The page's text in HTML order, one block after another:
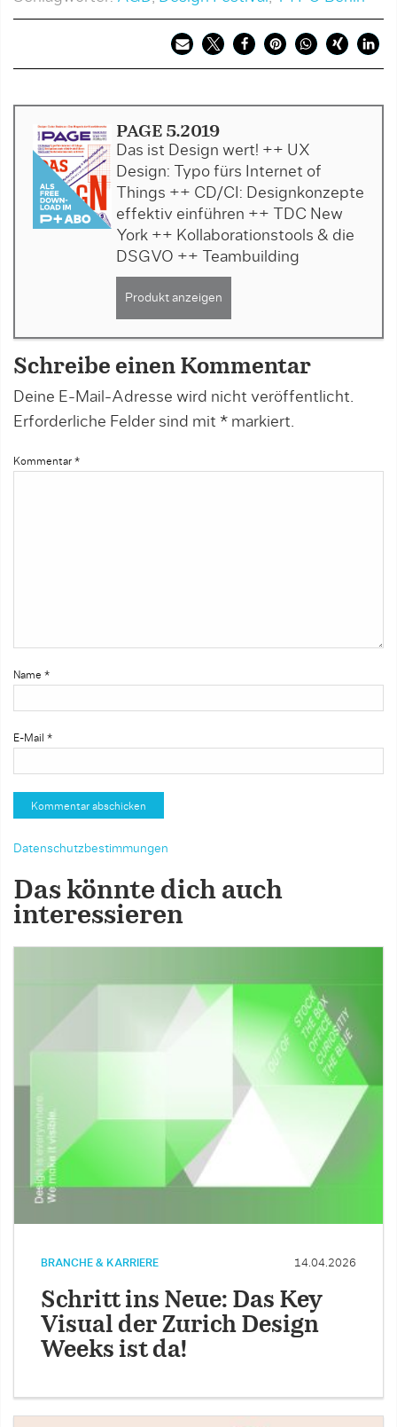
PAGE 5.2019
Das ist Design wert! ++ UX
Design: Typo fürs Internet of
Things ++ CD/CI: Designkonzepte
effektiv einführen ++ TDC New
York ++ Kollaborationstools & die
DSGVO ++ Teambuilding
Produkt anzeigen
Schreibe einen Kommentar
Deine E-Mail-Adresse wird nicht veröffentlicht.
Erforderliche Felder sind mit * markiert.
Kommentar *
Name *
E-Mail *
Datenschutzbestimmungen
Das könnte dich auch
interessieren
BRANCHE & KARRIERE 14.04.2026
Schritt ins Neue: Das Key
Visual der Zurich Design
Weeks ist da!